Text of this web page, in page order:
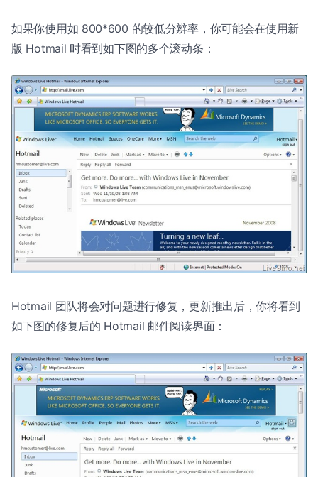
如果你使用如 800*600 的较低分辨率，你可能会在使用新
版 Hotmail 时看到如下图的多个滚动条：
Hotmail 团队将会对问题进行修复，更新推出后，你将看到
如下图的修复后的 Hotmail 邮件阅读界面：